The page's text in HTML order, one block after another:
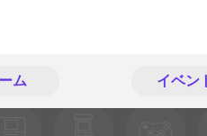
ム イベン